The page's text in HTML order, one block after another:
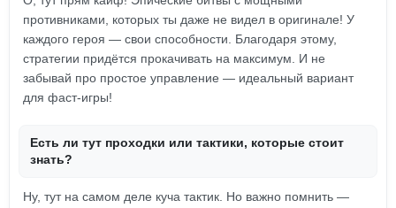
противниками, которых ты даже не видел в оригинале! У
каждого героя — свои способности. Благодаря этому,
стратегии придётся прокачивать на максимум. И не
забывай про простое управление — идеальный вариант
для фаст-игры!
Есть ли тут проходки или тактики, которые стоит
знать?
Ну, тут на самом деле куча тактик. Но важно помнить —